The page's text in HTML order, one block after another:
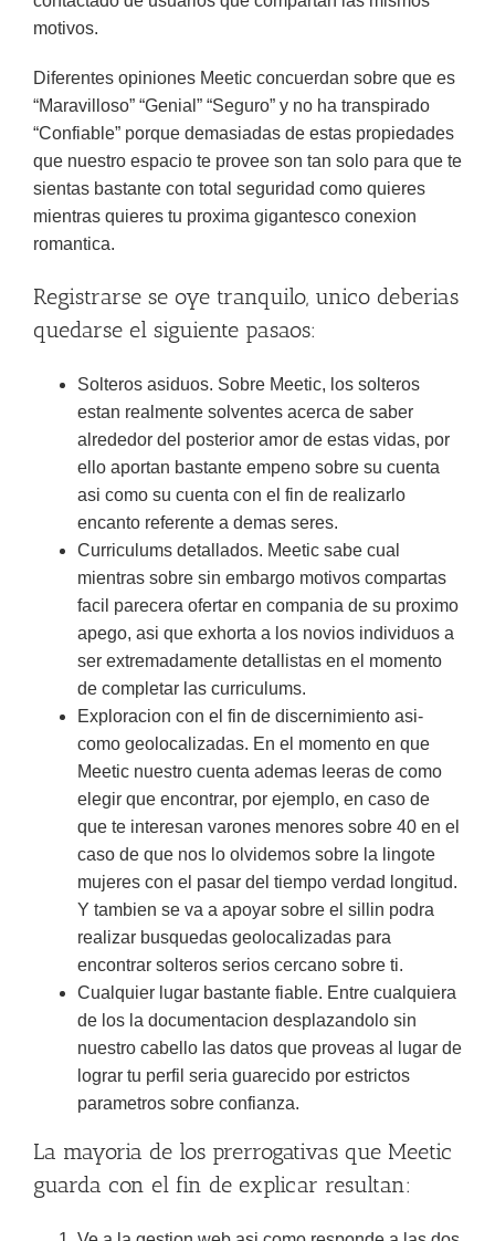
motivos.
Diferentes opiniones Meetic concuerdan sobre que es
“Maravilloso” “Genial” “Seguro” y no ha transpirado
“Confiable” porque demasiadas de estas propiedades
que nuestro espacio te provee son tan solo para que te
sientas bastante con total seguridad como quieres
mientras quieres tu proxima gigantesco conexion
romantica.
Registrarse se oye tranquilo, unico deberias
quedarse el siguiente pasaos:
Solteros asiduos. Sobre Meetic, los solteros
estan realmente solventes acerca de saber
alrededor del posterior amor de estas vidas, por
ello aportan bastante empeno sobre su cuenta
asi­ como su cuenta con el fin de realizarlo
encanto referente a demas seres.
Curriculums detallados. Meetic sabe cual
mientras sobre sin embargo motivos compartas
facil parecera ofertar en compania de su proximo
apego, asi que exhorta a los novios individuos a
ser extremadamente detallistas en el momento
de completar las curriculums.
Exploracion con el fin de discernimiento asi­
como geolocalizadas. En el momento en que
Meetic nuestro cuenta ademas leeras de como
elegir que encontrar, por ejemplo, en caso de
que te interesan varones menores sobre 40 en el
caso de que nos lo olvidemos sobre la lingote
mujeres con el pasar del tiempo verdad longitud.
Y tambien se va a apoyar sobre el silli­n podra
realizar busquedas geolocalizadas para
encontrar solteros serios cercano sobre ti.
Cualquier lugar bastante fiable. Entre cualquiera
de los la documentacion desplazandolo sin
nuestro cabello las datos que proveas al lugar de
lograr tu perfil seria guarecido por estrictos
parametros sobre confianza.
La mayori­a de los prerrogativas que Meetic
guarda con el fin de explicar resultan: